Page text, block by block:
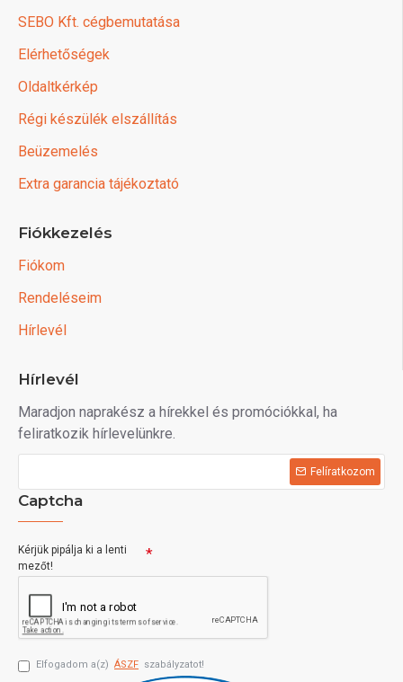
SEBO Kft. cégbemutatása
Elérhetőségek
Oldaltkérkép
Régi készülék elszállítás
Beüzemelés
Extra garancia tájékoztató
Fiókkezelés
Fiókom
Rendeléseim
Hírlevél
Hírlevél
Maradjon naprakész a hírekkel és promóciókkal, ha
feliratkozik hírlevelünkre.
Felíratkozom
Captcha
Kérjük pipálja ki a lenti
mezőt!
Elfogadom a(z) ÁSZF szabályzatot!